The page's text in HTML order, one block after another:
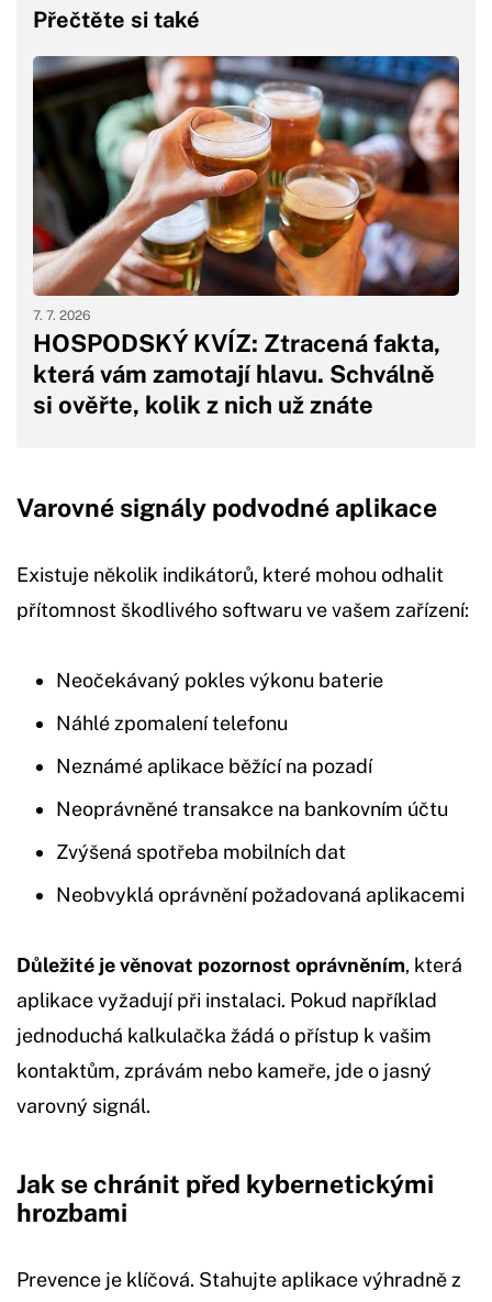
Přečtěte si také
HOSPODSKÝ KVÍZ: Ztracená fakta,
která vám zamotají hlavu. Schválně
si ověřte, kolik z nich už znáte
7. 7. 2026
Varovné signály podvodné aplikace
Existuje několik indikátorů, které mohou odhalit
přítomnost škodlivého softwaru ve vašem zařízení:
Neočekávaný pokles výkonu baterie
Náhlé zpomalení telefonu
Neznámé aplikace běžící na pozadí
Neoprávněné transakce na bankovním účtu
Zvýšená spotřeba mobilních dat
Neobvyklá oprávnění požadovaná aplikacemi
Důležité je věnovat pozornost oprávněním, která
aplikace vyžadují při instalaci. Pokud například
jednoduchá kalkulačka žádá o přístup k vašim
kontaktům, zprávám nebo kameře, jde o jasný
varovný signál.
Jak se chránit před kybernetickými
hrozbami
Prevence je klíčová. Stahujte aplikace výhradně z